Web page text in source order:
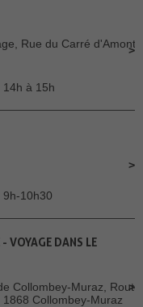
Rue du Carré d'Amont
à 15h
9h-10h30
VOYAGE DANS LE
Collombey-Muraz, Route
Collombey-Muraz